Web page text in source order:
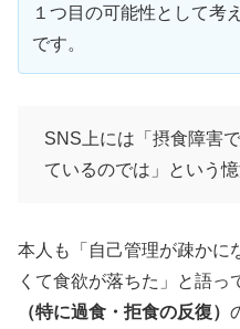
１つ目の可能性として考
です。
SNS上には「摂食障害
ているのでは」という
本人も「自己管理が疎かに
くて食欲が落ちた」と語っ
（特に過食・拒食の反復）